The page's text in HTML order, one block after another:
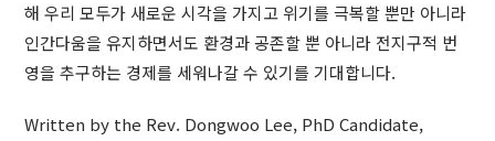
해 우리 모두가 새로운 시각을 가지고 위기를 극복할 뿐만 아니라
인간다움을 유지하면서도 환경과 공존할 뿐 아니라 전지구적 번
영을 추구하는 경제를 세워나갈 수 있기를 기대합니다.
Written by the Rev. Dongwoo Lee, PhD Candidate,